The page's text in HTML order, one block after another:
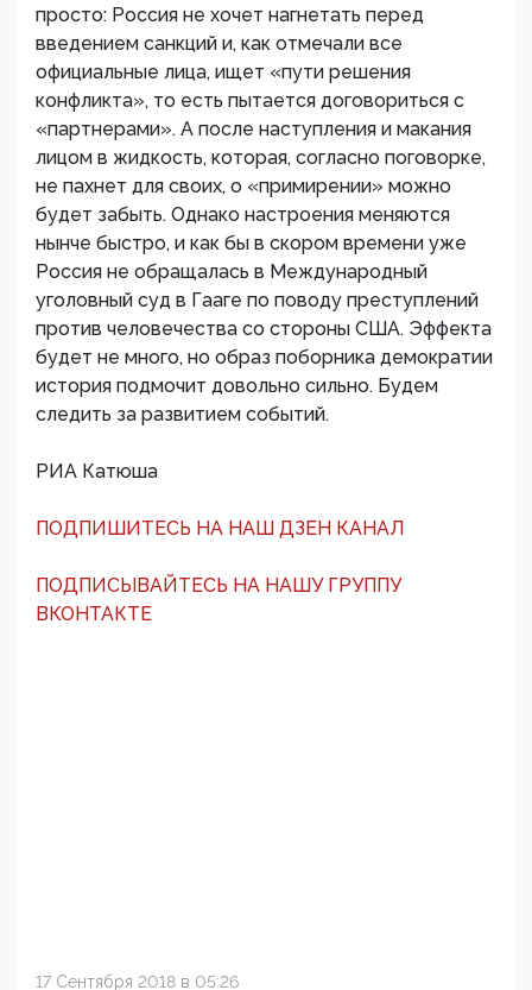
просто: Россия не хочет нагнетать перед
введением санкций и, как отмечали все
официальные лица, ищет «пути решения
конфликта», то есть пытается договориться с
«партнерами». А после наступления и макания
лицом в жидкость, которая, согласно поговорке,
не пахнет для своих, о «примирении» можно
будет забыть. Однако настроения меняются
нынче быстро, и как бы в скором времени уже
Россия не обращалась в Международный
уголовный суд в Гааге по поводу преступлений
против человечества со стороны США. Эффекта
будет не много, но образ поборника демократии
история подмочит довольно сильно. Будем
следить за развитием событий.
РИА Катюша
ПОДПИШИТЕСЬ НА НАШ ДЗЕН КАНАЛ
ПОДПИСЫВАЙТЕСЬ НА НАШУ ГРУППУ
ВКОНТАКТЕ
17 Сентября 2018 в 05:26